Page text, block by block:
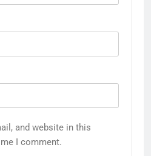
and website in this
I comment.